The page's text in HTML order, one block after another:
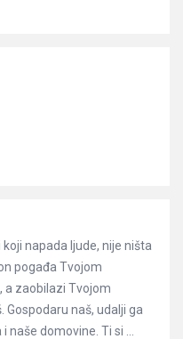
napada ljude, nije ništa
pogađa Tvojom
a zaobilazi Tvojom
Gospodaru naš, udalji ga
naše domovine. Ti si ...